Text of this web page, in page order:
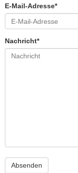
E-Mail-Adresse*
Nachricht*